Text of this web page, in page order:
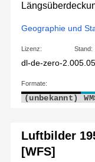
Geographie und
Lizenz:
dl-de-zero-2.0
Stand:
Formate:
(unbekannt)
Luftbilder
[WFS]